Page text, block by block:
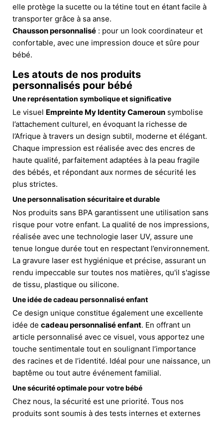
elle protège la sucette ou la tétine tout en étant facile à
transporter grâce à sa anse.
Chausson personnalisé : pour un look coordinateur et
confortable, avec une impression douce et sûre pour
bébé.
Les atouts de nos produits
personnalisés pour bébé
Une représentation symbolique et significative
Le visuel Empreinte My Identity Cameroun symbolise
l’attachement culturel, en évoquant la richesse de
l’Afrique à travers un design subtil, moderne et élégant.
Chaque impression est réalisée avec des encres de
haute qualité, parfaitement adaptées à la peau fragile
des bébés, et répondant aux normes de sécurité les
plus strictes.
Une personnalisation sécuritaire et durable
Nos produits sans BPA garantissent une utilisation sans
risque pour votre enfant. La qualité de nos impressions,
réalisée avec une technologie laser UV, assure une
tenue longue durée tout en respectant l’environnement.
La gravure laser est hygiénique et précise, assurant un
rendu impeccable sur toutes nos matières, qu'il s'agisse
de tissu, plastique ou silicone.
Une idée de cadeau personnalisé enfant
Ce design unique constitue également une excellente
idée de cadeau personnalisé enfant. En offrant un
article personnalisé avec ce visuel, vous apportez une
touche sentimentale tout en soulignant l’importance
des racines et de l’identité. Idéal pour une naissance, un
baptême ou tout autre événement familial.
Une sécurité optimale pour votre bébé
Chez nous, la sécurité est une priorité. Tous nos
produits sont soumis à des tests internes et externes